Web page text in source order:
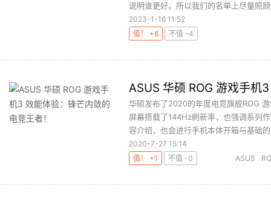
说明谁更好。所以我们的名单上尽量照
2023-1-16 11:52
值！ +8
不值 -4
ASUS 华硕 ROG 游戏手机
华硕发布了2020的年度电竞旗舰ROG
屏幕搭载了144Hz刷新率，也强调系列
容介绍，也会进行手机本体开箱与基础
2020-7-27 15:14
值！ +1
不值 -0 ASUS